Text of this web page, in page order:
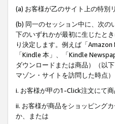
(a) お客様が乙のサイト上の特別
(b) 同一のセッション中に、次の
下のいずれかが最初に生じたと
り決定します。例えば「
「Kindle 本」、「Kindle
ダウンロードまたは商品）（以
マゾン・サイトを訪問した時点
i. お客様が甲の1-Click注文にて商
ii. お客様が商品をショッピング
か、または